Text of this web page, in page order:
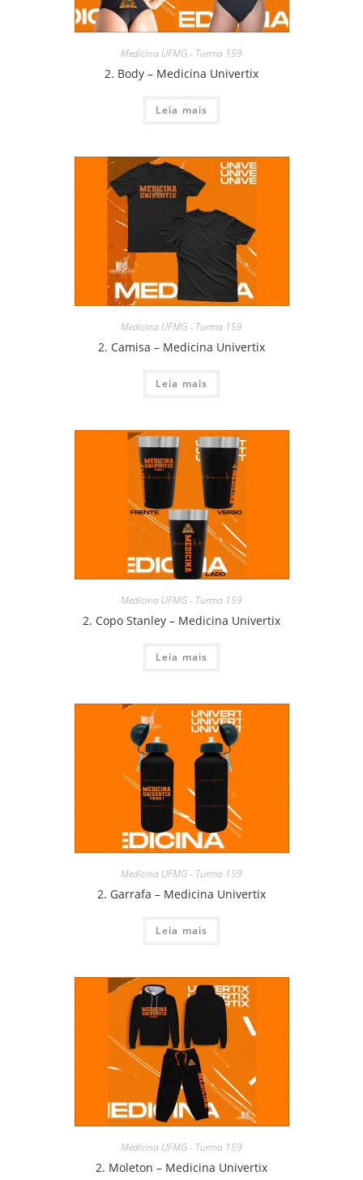
Medicina UFMG - Turma 159
2. Body – Medicina Univertix
Leia mais
Medicina UFMG - Turma 159
2. Camisa – Medicina Univertix
Leia mais
Medicina UFMG - Turma 159
2. Copo Stanley – Medicina Univertix
Leia mais
Medicina UFMG - Turma 159
2. Garrafa – Medicina Univertix
Leia mais
Medicina UFMG - Turma 159
2. Moleton – Medicina Univertix